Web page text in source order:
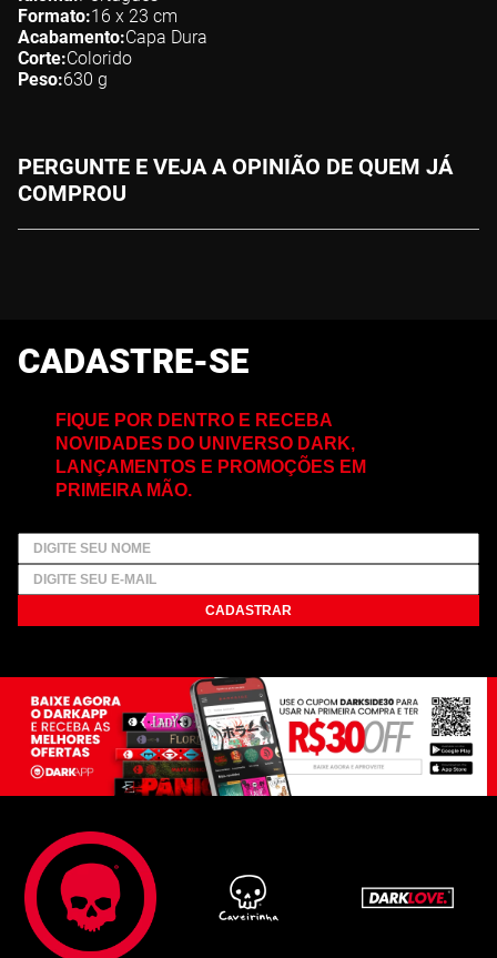
Formato 16 x 23 cm
Acabamento Capa Dura
Corte Colorido
Peso 630 g
PERGUNTE E VEJA A OPINIÃO DE QUEM JÁ
COMPROU
CADASTRE-SE
FIQUE POR DENTRO E RECEBA
NOVIDADES DO UNIVERSO DARK,
LANÇAMENTOS E PROMOÇÕES EM
PRIMEIRA MÃO.
CADASTRAR